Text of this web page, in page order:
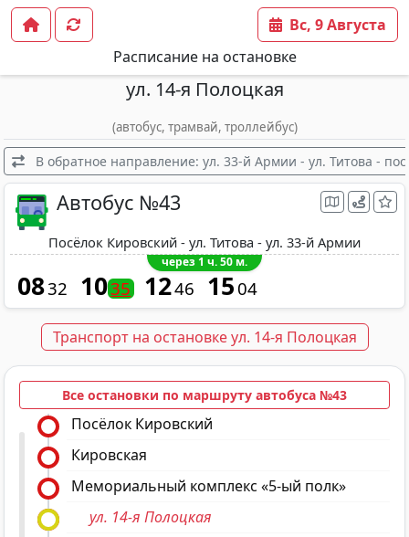
Расписание на остановке
Вс, 9 Августа
ул. 14-я Полоцкая
(автобус, трамвай, троллейбус)
В обратное направление: ул. 33-й Армии - ул. Титова -
Автобус №43
Посёлок Кировский - ул. Титова - ул. 33-й Армии
через 1 ч. 50 м.
0832 1035 1246 15 04
Транспорт на остановке ул. 14-я Полоцкая
Все остановки по маршруту автобуса №43
Посёлок Кировский
Кировская
Мемориальный комплекс «5-ый полк»
ул. 14-я Полоцкая